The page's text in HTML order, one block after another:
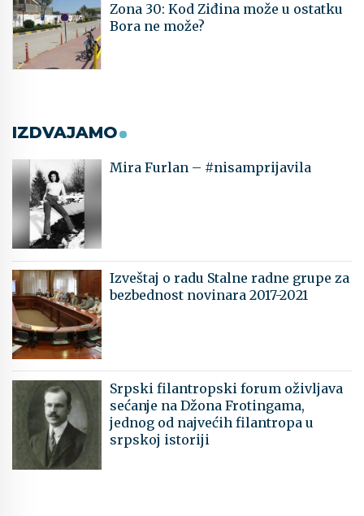
Zona 30: Kod Ziđina može u ostatku
Bora ne može?
IZDVAJAMO
Mira Furlan – #nisamprijavila
Izveštaj o radu Stalne radne grupe za
bezbednost novinara 2017-2021
Srpski filantropski forum oživljava
sećanje na Džona Frotingama,
jednog od najvećih filantropa u
srpskoj istoriji